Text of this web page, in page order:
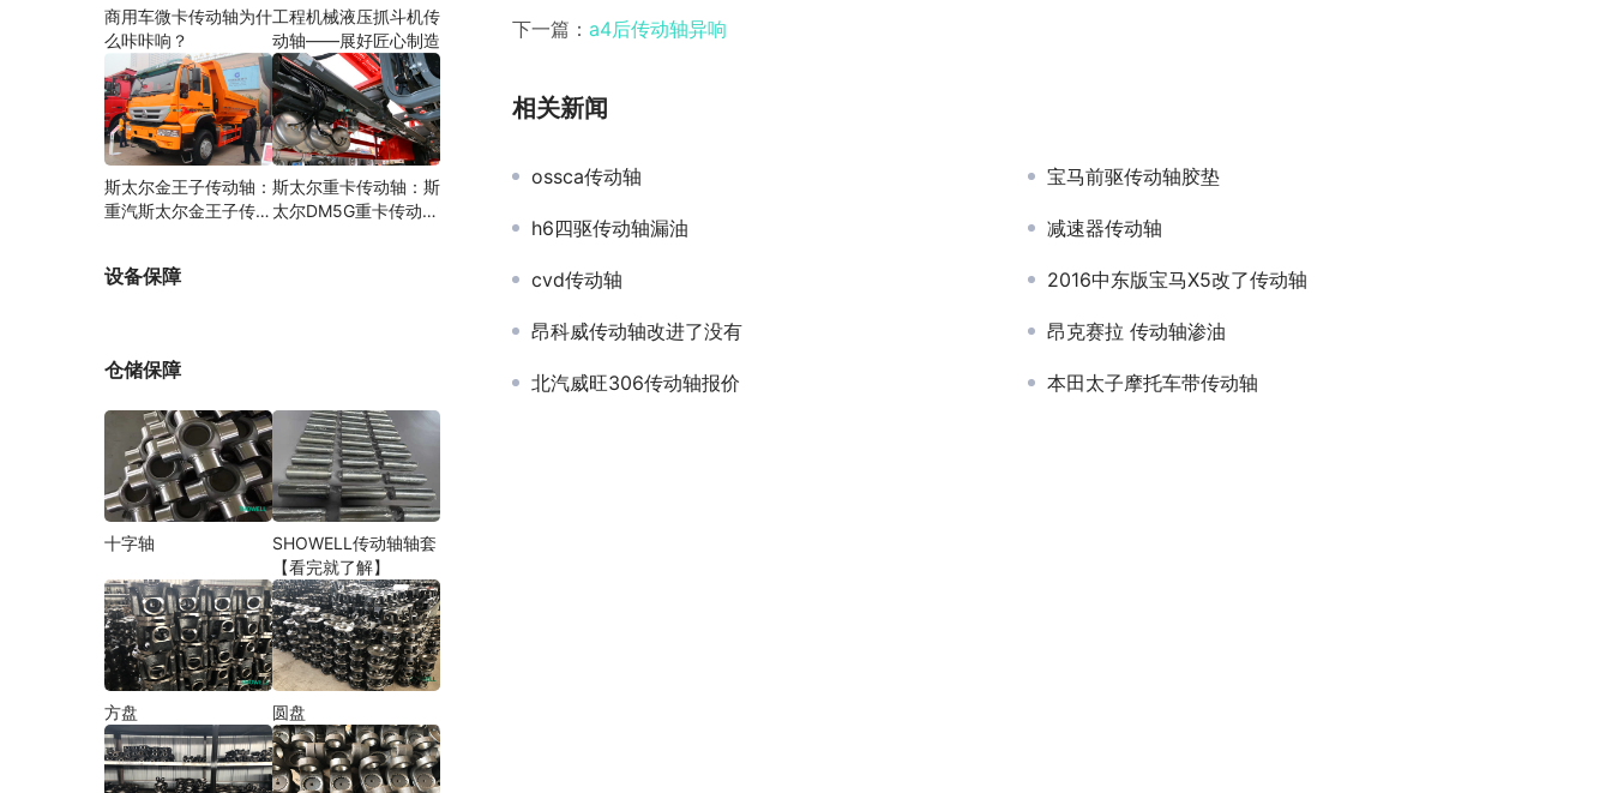
下一篇： a4后传动轴异响
相关新闻
ossca传动轴 宝马前驱传动轴胶垫
h6四驱传动轴漏油 减速器传动轴
cvd传动轴 2016中东版宝马X5改了传动轴
昂科威传动轴改进了没有 昂克赛拉 传动轴渗油
北汽威旺306传动轴报价 本田太子摩托车带传动轴
商用车微卡传动轴为什
么咔咔响？
工程机械液压抓斗机传
动轴——展好匠心制造
斯太尔金王子传动轴：
重汽斯太尔金王子传动
斯太尔重卡传动轴：斯
太尔DM5G重卡传动轴
设备保障
仓储保障
十字轴
SHOWELL传动轴轴套
【看完就了解】
方盘 圆盘